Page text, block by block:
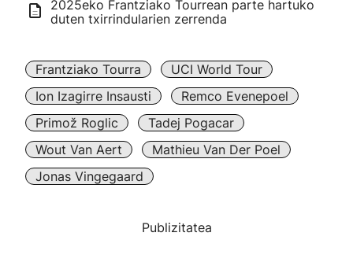
2025eko Frantziako Tourrean parte hartuko
duten txirrindularien zerrenda
Frantziako Tourra
UCI World Tour
Ion Izagirre Insausti
Remco Evenepoel
Primož Roglic
Tadej Pogacar
Wout Van Aert
Mathieu Van Der Poel
Jonas Vingegaard
Publizitatea